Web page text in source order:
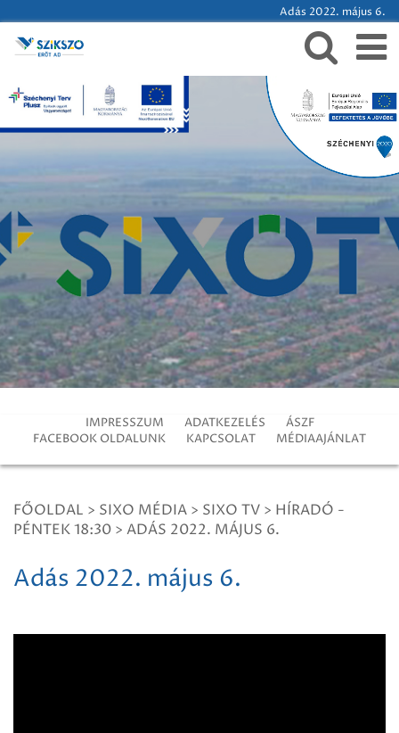
Adás 2022. május 6.
IMPRESSZUM ADATKEZELÉS
ÁSZF
FACEBOOK OLDALUNK
KAPCSOLAT MÉDIAAJÁNLAT
FŐOLDAL > SIXO MÉDIA > SIXO TV > HÍRADÓ -
PÉNTEK 18:30 > ADÁS 2022. MÁJUS 6.
Adás 2022. május 6.